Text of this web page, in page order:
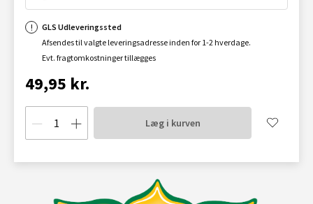
GLS Udleveringssted
Afsendes til valgte leveringsadresse inden for 1-2 hverdage.
Evt. fragtomkostninger tillægges
49,95 kr.
Læg i kurven